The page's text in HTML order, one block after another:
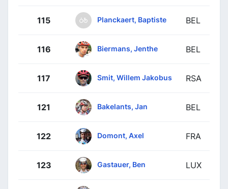
115 Planckaert, Baptiste BEL
116 Biermans, Jenthe BEL
117 Smit, Willem Jakobus RSA
121 Bakelants, Jan BEL
122 Domont, Axel FRA
123 Gastauer, Ben LUX